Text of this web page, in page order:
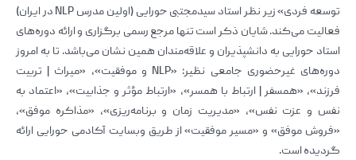
توسعه فردی» زیر نظر استاد سیدمجتبی حورایی (اولین مدرس NLP در ایران)
فعالیت می‌کند. شایان ذکر است تنها مرجع رسمی برگزاری و ارائه دوره‌های
استاد حورایی به دانشپذیران و علاقه‌مندان همین نشان می‌باشد. تا به امروز
دوره‌های غیرحضوری جامعی نظیر: «NLP و موفقیت»، «میراث | تربیت
فرزند»، «همسفر | ارتباط با همسر»، «ارتباط مؤثر و جذابیت»، «اعتماد به
نفس و عزت نفس»، «مدیریت زمان و برنامه‌ریزی»، «مذاکره موفق»،
«فروش موفق» و «مسیر موفقیت» از طریق وبسایت آکادمی حورایی ارائه
گردیده است.